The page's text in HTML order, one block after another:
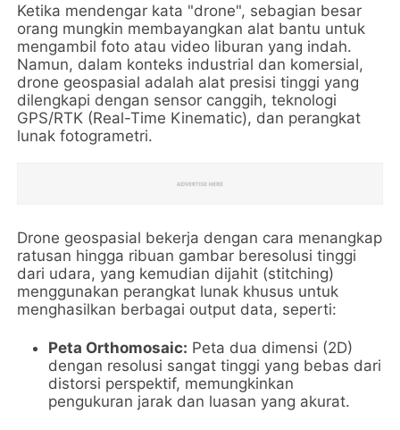
Ketika mendengar kata "drone", sebagian besar
orang mungkin membayangkan alat bantu untuk
mengambil foto atau video liburan yang indah.
Namun, dalam konteks industrial dan komersial,
drone geospasial adalah alat presisi tinggi yang
dilengkapi dengan sensor canggih, teknologi
GPS/RTK (Real-Time Kinematic), dan perangkat
lunak fotogrametri.
Drone geospasial bekerja dengan cara menangkap
ratusan hingga ribuan gambar beresolusi tinggi
dari udara, yang kemudian dijahit (stitching)
menggunakan perangkat lunak khusus untuk
menghasilkan berbagai output data, seperti:
Peta Orthomosaic: Peta dua dimensi (2D)
dengan resolusi sangat tinggi yang bebas dari
distorsi perspektif, memungkinkan
pengukuran jarak dan luasan yang akurat.